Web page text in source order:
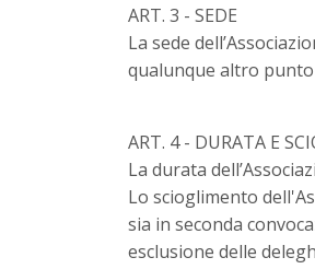
ART. 3 - SEDE
La sede
qualunque altro
ART. 4 - DURATA E
La durata
Lo scioglimento
sia in seconda
esclusione delle